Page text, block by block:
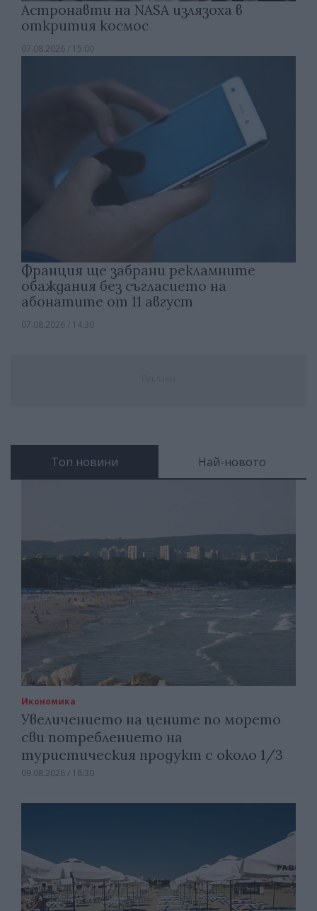
Астронавти на NASA излязоха в
открития космос
07.08.2026 / 15:00
Франция ще забрани рекламните
обаждания без съгласието на
абонатите от 11 август
07.08.2026 / 14:30
Топ новини Най-новото
Икономика
Увеличението на цените по морето
сви потреблението на
туристическия продукт с около 1/3
09.08.2026 / 18:30